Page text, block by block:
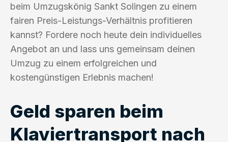
beim Umzugskönig Sankt Solingen zu einem
fairen Preis-Leistungs-Verhältnis profitieren
kannst? Fordere noch heute dein individuelles
Angebot an und lass uns gemeinsam deinen
Umzug zu einem erfolgreichen und
kostengünstigen Erlebnis machen!
Geld sparen beim
Klaviertransport nach